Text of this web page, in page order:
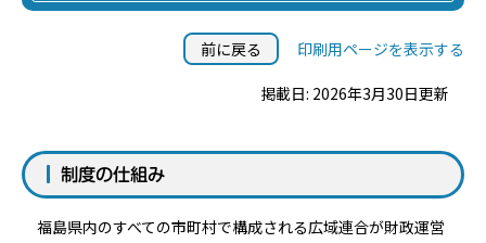
前に戻る 印刷用ページを表示する
掲載日: 2026年3月30日更新
制度の仕組み
福島県内のすべての市町村で構成される広域連合が財政運営